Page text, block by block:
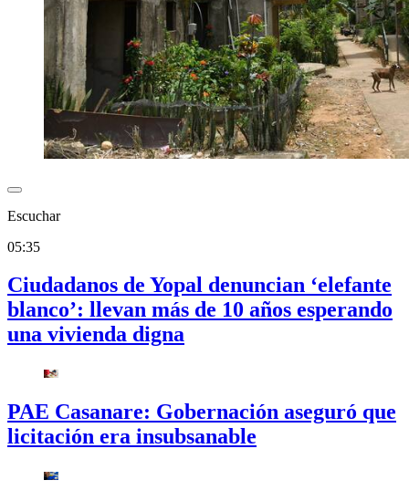
Escuchar
05:35
Ciudadanos de Yopal denuncian ‘elefante
blanco’: llevan más de 10 años esperando
una vivienda digna
PAE Casanare: Gobernación aseguró que
licitación era insubsanable